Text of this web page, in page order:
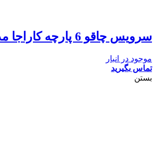
سرویس چاقو 6 پارچه کاراجا مدل Rosegold
موجود در انبار
تماس بگیرید
بستن